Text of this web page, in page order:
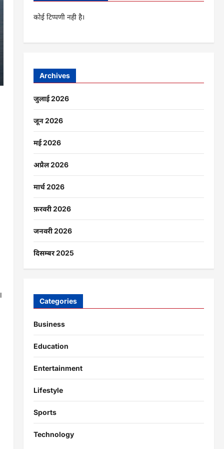
कोई टिप्पणी नही है।
Archives
जुलाई 2026
जून 2026
मई 2026
अप्रैल 2026
मार्च 2026
फ़रवरी 2026
जनवरी 2026
दिसम्बर 2025
Categories
Business
Education
Entertainment
Lifestyle
Sports
Technology